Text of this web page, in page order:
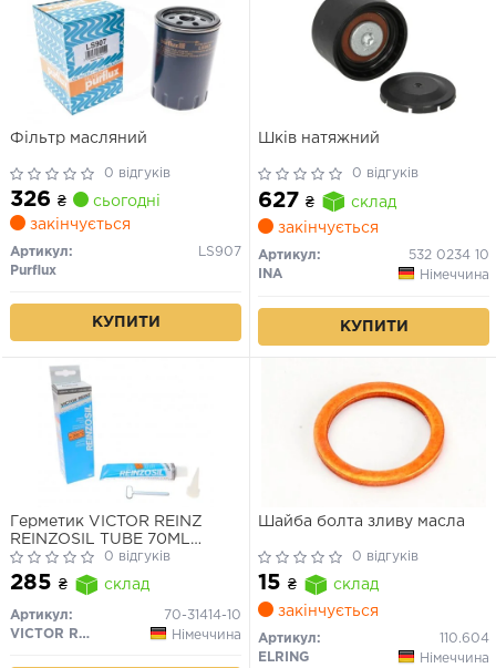
Фільтр масляний
0 відгуків
326 ₴
сьогодні
закінчується
Артикул:
LS907
Purflux
КУПИТИ
Шків натяжний
0 відгуків
627 ₴
склад
закінчується
Артикул:
532 0234 10
INA
Німеччина
КУПИТИ
Герметик VICTOR REINZ
REINZOSIL TUBE 70ML
-50/+300 (антрацит)
0 відгуків
285 ₴ склад
Артикул:
70-31414-10
VICTOR REINZ
Німеччина
Шайба болта зливу масла
0 відгуків
15 ₴
склад
закінчується
Артикул:
110.604
ELRING
Німеччина